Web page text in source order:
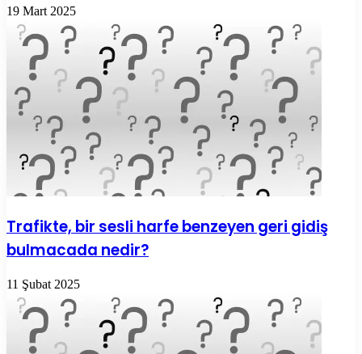
19 Mart 2025
Trafikte, bir sesli harfe benzeyen geri gidiş
bulmacada nedir?
11 Şubat 2025